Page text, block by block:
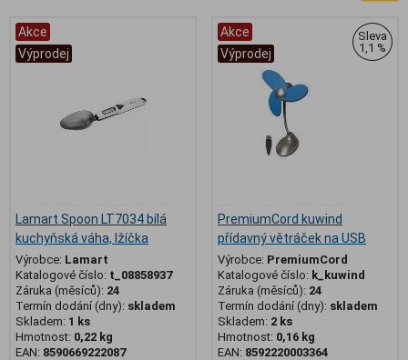
Akce
Výprodej
Lamart Spoon LT7034 bílá
kuchyňská váha, lžíčka
Výrobce: Lamart
Katalogové číslo: t_08858937
Záruka (měsíců): 24
Termín dodání (dny): skladem
Skladem: 1 ks
Hmotnost: 0,22 kg
EAN: 8590669222087
Akce
Výprodej
Sleva
1,1 %
PremiumCord kuwind
přídavný větráček na USB
Výrobce: PremiumCord
Katalogové číslo: k_kuwind
Záruka (měsíců): 24
Termín dodání (dny): skladem
Skladem: 2 ks
Hmotnost: 0,16 kg
EAN: 8592220003364